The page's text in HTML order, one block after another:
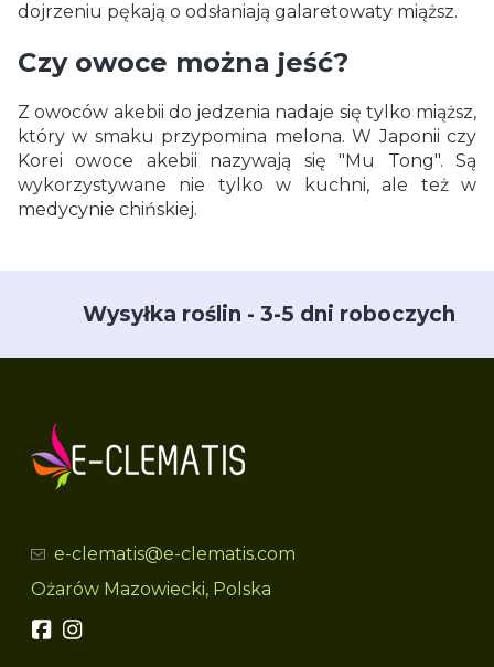
dojrzeniu pękają o odsłaniają galaretowaty miąższ.
Czy owoce można jeść?
Z owoców akebii do jedzenia nadaje się tylko miąższ,
który w smaku przypomina melona. W Japonii czy
Korei owoce akebii nazywają się "Mu Tong". Są
wykorzystywane nie tylko w kuchni, ale też w
medycynie chińskiej.
Wysyłka roślin - 3-5 dni roboczych
e-clematis@e-clematis.com
Ożarów Mazowiecki, Polska